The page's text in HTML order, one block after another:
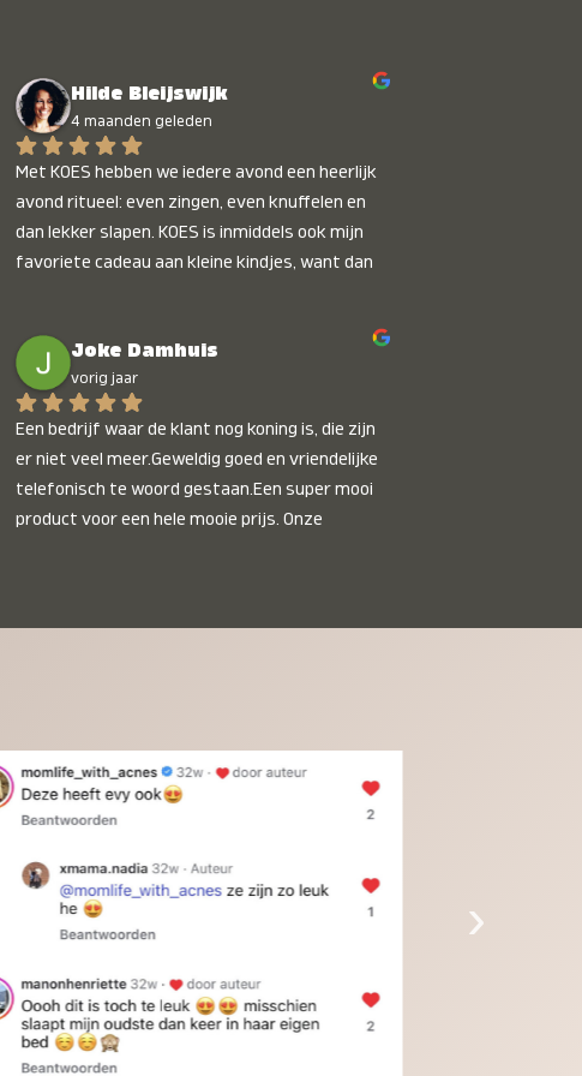
Hilde Bleijswijk
4 maanden geleden
Met KOES hebben we iedere avond een heerlijk
avond ritueel: even zingen, even knuffelen en
dan lekker slapen. KOES is inmiddels ook mijn
favoriete cadeau aan kleine kindjes, want dan
onbetaalbaar :)
Joke Damhuis
vorig jaar
Een bedrijf waar de klant nog koning is, die zijn
er niet veel meer.Geweldig goed en vriendelijke
telefonisch te woord gestaan.Een super mooi
product voor een hele mooie prijs. Onze
›